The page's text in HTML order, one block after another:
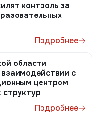
контроль за
Подробнее
области
с
центром
структур
Подробнее